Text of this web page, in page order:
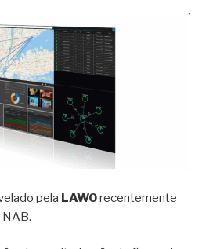
pela LAWOrecentemente
NAB.